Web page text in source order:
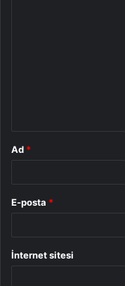
Ad *
E-posta *
İnternet sitesi